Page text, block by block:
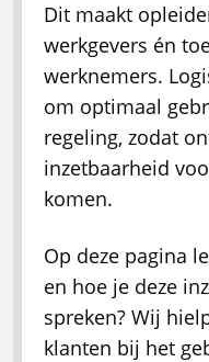
Dit maakt
werkgevers én
werknemers.
om optimaal
regeling, zodat
inzetbaarheid
komen.
Op deze pagina
en hoe je deze
spreken? Wij
klanten bij het